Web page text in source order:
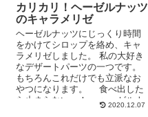
カリカリ！ヘーゼルナッツ
のキャラメリゼ
ヘーゼルナッツにじっくり時間
をかけてシロップを絡め、キャ
ラメリゼしました。 私の大好き
なデザートパーツの一つです。
もちろんこれだけでも立派なお
やつになります。 食べ出した
ら止まらない～！ ヘーゼルナ
2020.12.07